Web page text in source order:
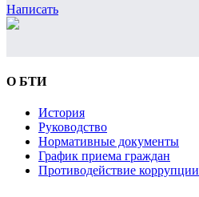
Написать
О БТИ
История
Руководство
Нормативные документы
График приема граждан
Противодействие коррупции